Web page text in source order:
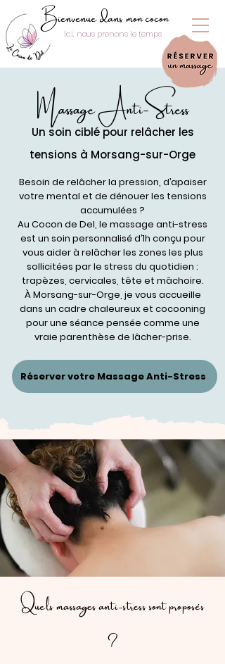
Bienvenue dans mon cocon
Ici, nous prenons le temps
Massage Anti-Stress
Un soin ciblé pour relâcher les
tensions à Morsang-sur-Orge
Besoin de relâcher la pression, d’apaiser
votre mental et de dénouer les tensions
accumulées ?
Au Cocon de Del, le massage anti-stress
est un soin personnalisé d’1h conçu pour
vous aider à relâcher les zones les plus
sollicitées par le stress du quotidien :
trapèzes, cervicales, tête et mâchoire.
À Morsang-sur-Orge, je vous accueille
dans un cadre chaleureux et cocooning
pour une séance pensée comme une
vraie parenthèse de lâcher-prise.
Réserver votre Massage Anti-Stress
Quels massages anti-stress sont proposés
?